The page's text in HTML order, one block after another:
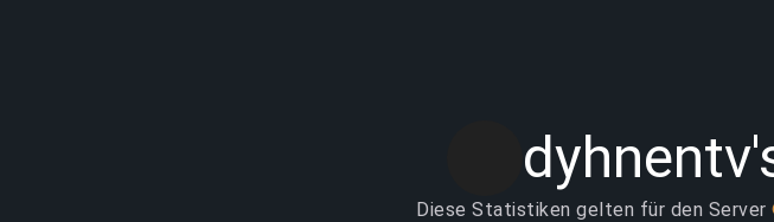
Diese Statistiken gelten für den Server